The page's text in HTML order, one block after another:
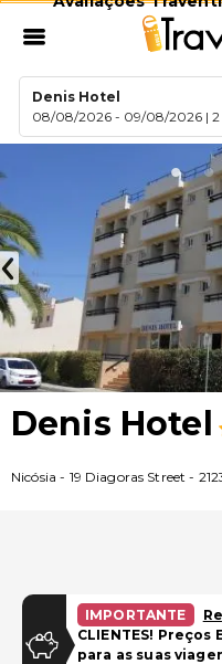
Denis Hotel
08/08/2026 - 09/08/2026 |
Denis Hotel
Nicósia - 19 Diagoras Street -
IMPORTANTE
CLIENTES! Preços
para as suas